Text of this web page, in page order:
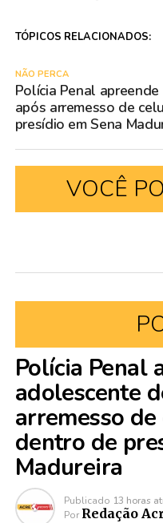
TÓPICOS RELACIONADOS:
NÃO PERCA
Polícia Penal
após arremesso de
presídio em Sena
VOCÊ
Polícia Penal
adolescente
arremesso
dentro de
Madureira
Publicado 13 horas
Por Redação